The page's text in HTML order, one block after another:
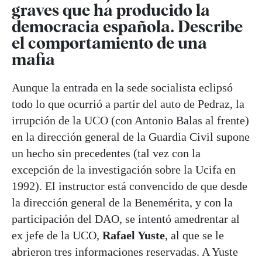
graves que ha producido la
democracia española. Describe
el comportamiento de una
mafia
Aunque la entrada en la sede socialista eclipsó
todo lo que ocurrió a partir del auto de Pedraz, la
irrupción de la UCO (con Antonio Balas al frente)
en la dirección general de la Guardia Civil supone
un hecho sin precedentes (tal vez con la
excepción de la investigación sobre la Ucifa en
1992). El instructor está convencido de que desde
la dirección general de la Benemérita, y con la
participación del DAO, se intentó amedrentar al
ex jefe de la UCO, Rafael Yuste, al que se le
abrieron tres informaciones reservadas. A Yuste